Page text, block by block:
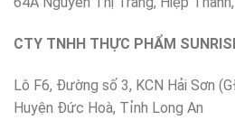
CTY TNHH THỰC PHẨM
Lô F6, Đường số 3, KCN Hải Sơn
Huyện Đức Hoà, Tỉnh Long An